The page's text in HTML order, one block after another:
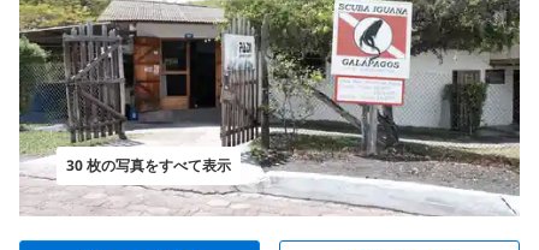
30 枚の写真をすべて表示